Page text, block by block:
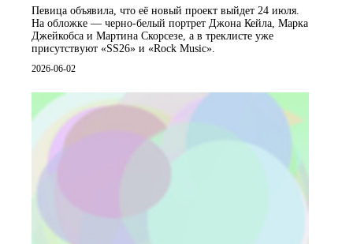
Певица объявила, что её новый проект выйдет 24 июля.
На обложке — черно‑белый портрет Джона Кейла, Марка
Джейкобса и Мартина Скорсезе, а в треклисте уже
присутствуют «SS26» и «Rock Music».
2026-06-02